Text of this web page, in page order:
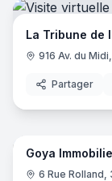
La Tribune de
916 Av. du
Partager
Goya
6 Rue